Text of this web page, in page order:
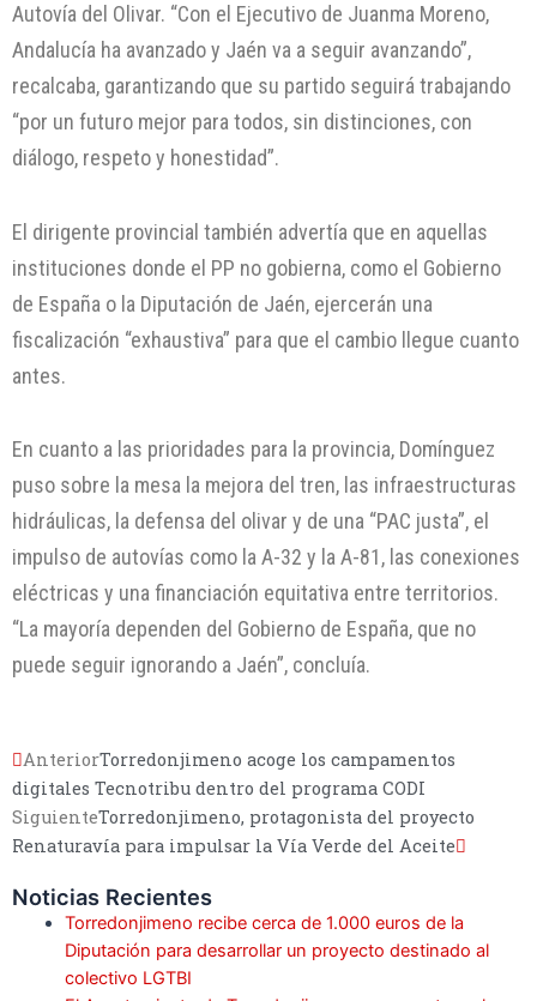
Autovía del Olivar. “Con el Ejecutivo de Juanma Moreno,
Andalucía ha avanzado y Jaén va a seguir avanzando”,
recalcaba, garantizando que su partido seguirá trabajando
“por un futuro mejor para todos, sin distinciones, con
diálogo, respeto y honestidad”.
El dirigente provincial también advertía que en aquellas
instituciones donde el PP no gobierna, como el Gobierno
de España o la Diputación de Jaén, ejercerán una
fiscalización “exhaustiva” para que el cambio llegue cuanto
antes.
En cuanto a las prioridades para la provincia, Domínguez
puso sobre la mesa la mejora del tren, las infraestructuras
hidráulicas, la defensa del olivar y de una “PAC justa”, el
impulso de autovías como la A-32 y la A-81, las conexiones
eléctricas y una financiación equitativa entre territorios.
“La mayoría dependen del Gobierno de España, que no
puede seguir ignorando a Jaén”, concluía.
AnteriorTorredonjimeno acoge los campamentos
digitales Tecnotribu dentro del programa CODI
SiguienteTorredonjimeno, protagonista del proyecto
Renaturavía para impulsar la Vía Verde del Aceite
Noticias Recientes
Torredonjimeno recibe cerca de 1.000 euros de la
Diputación para desarrollar un proyecto destinado al
colectivo LGTBI